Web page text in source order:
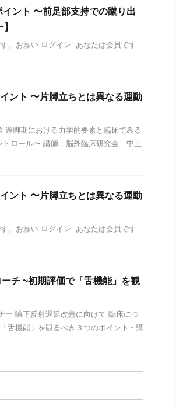
ント 〜前足部支持での蹴り出
。お願い ログイン. あなたは会員です
ント 〜片脚立ちとは異なる運動
脚期における力学的要素と臨床でみる
トロール〜 講師：脳外臨床研究会 中上
ント 〜片脚立ちとは異なる運動
。お願い ログイン. あなたは会員です
チ ~初期評価で「舌機能」を観
嚥下反射遅延改善に向けて 臨床につ
舌機能」を観るべき３つのポイント~ 講